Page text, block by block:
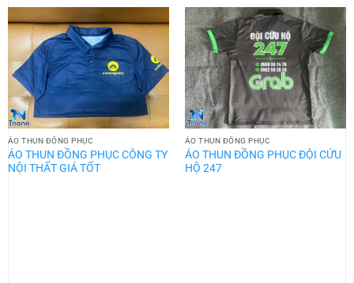
ÁO THUN ĐỒNG PHỤC
ÁO THUN ĐỒNG PHỤC CÔNG TY
NỘI THẤT GIÁ TỐT
ÁO THUN ĐỒNG PHỤC
ÁO THUN ĐỒNG PHỤC ĐỘI CỨU
HỘ 247